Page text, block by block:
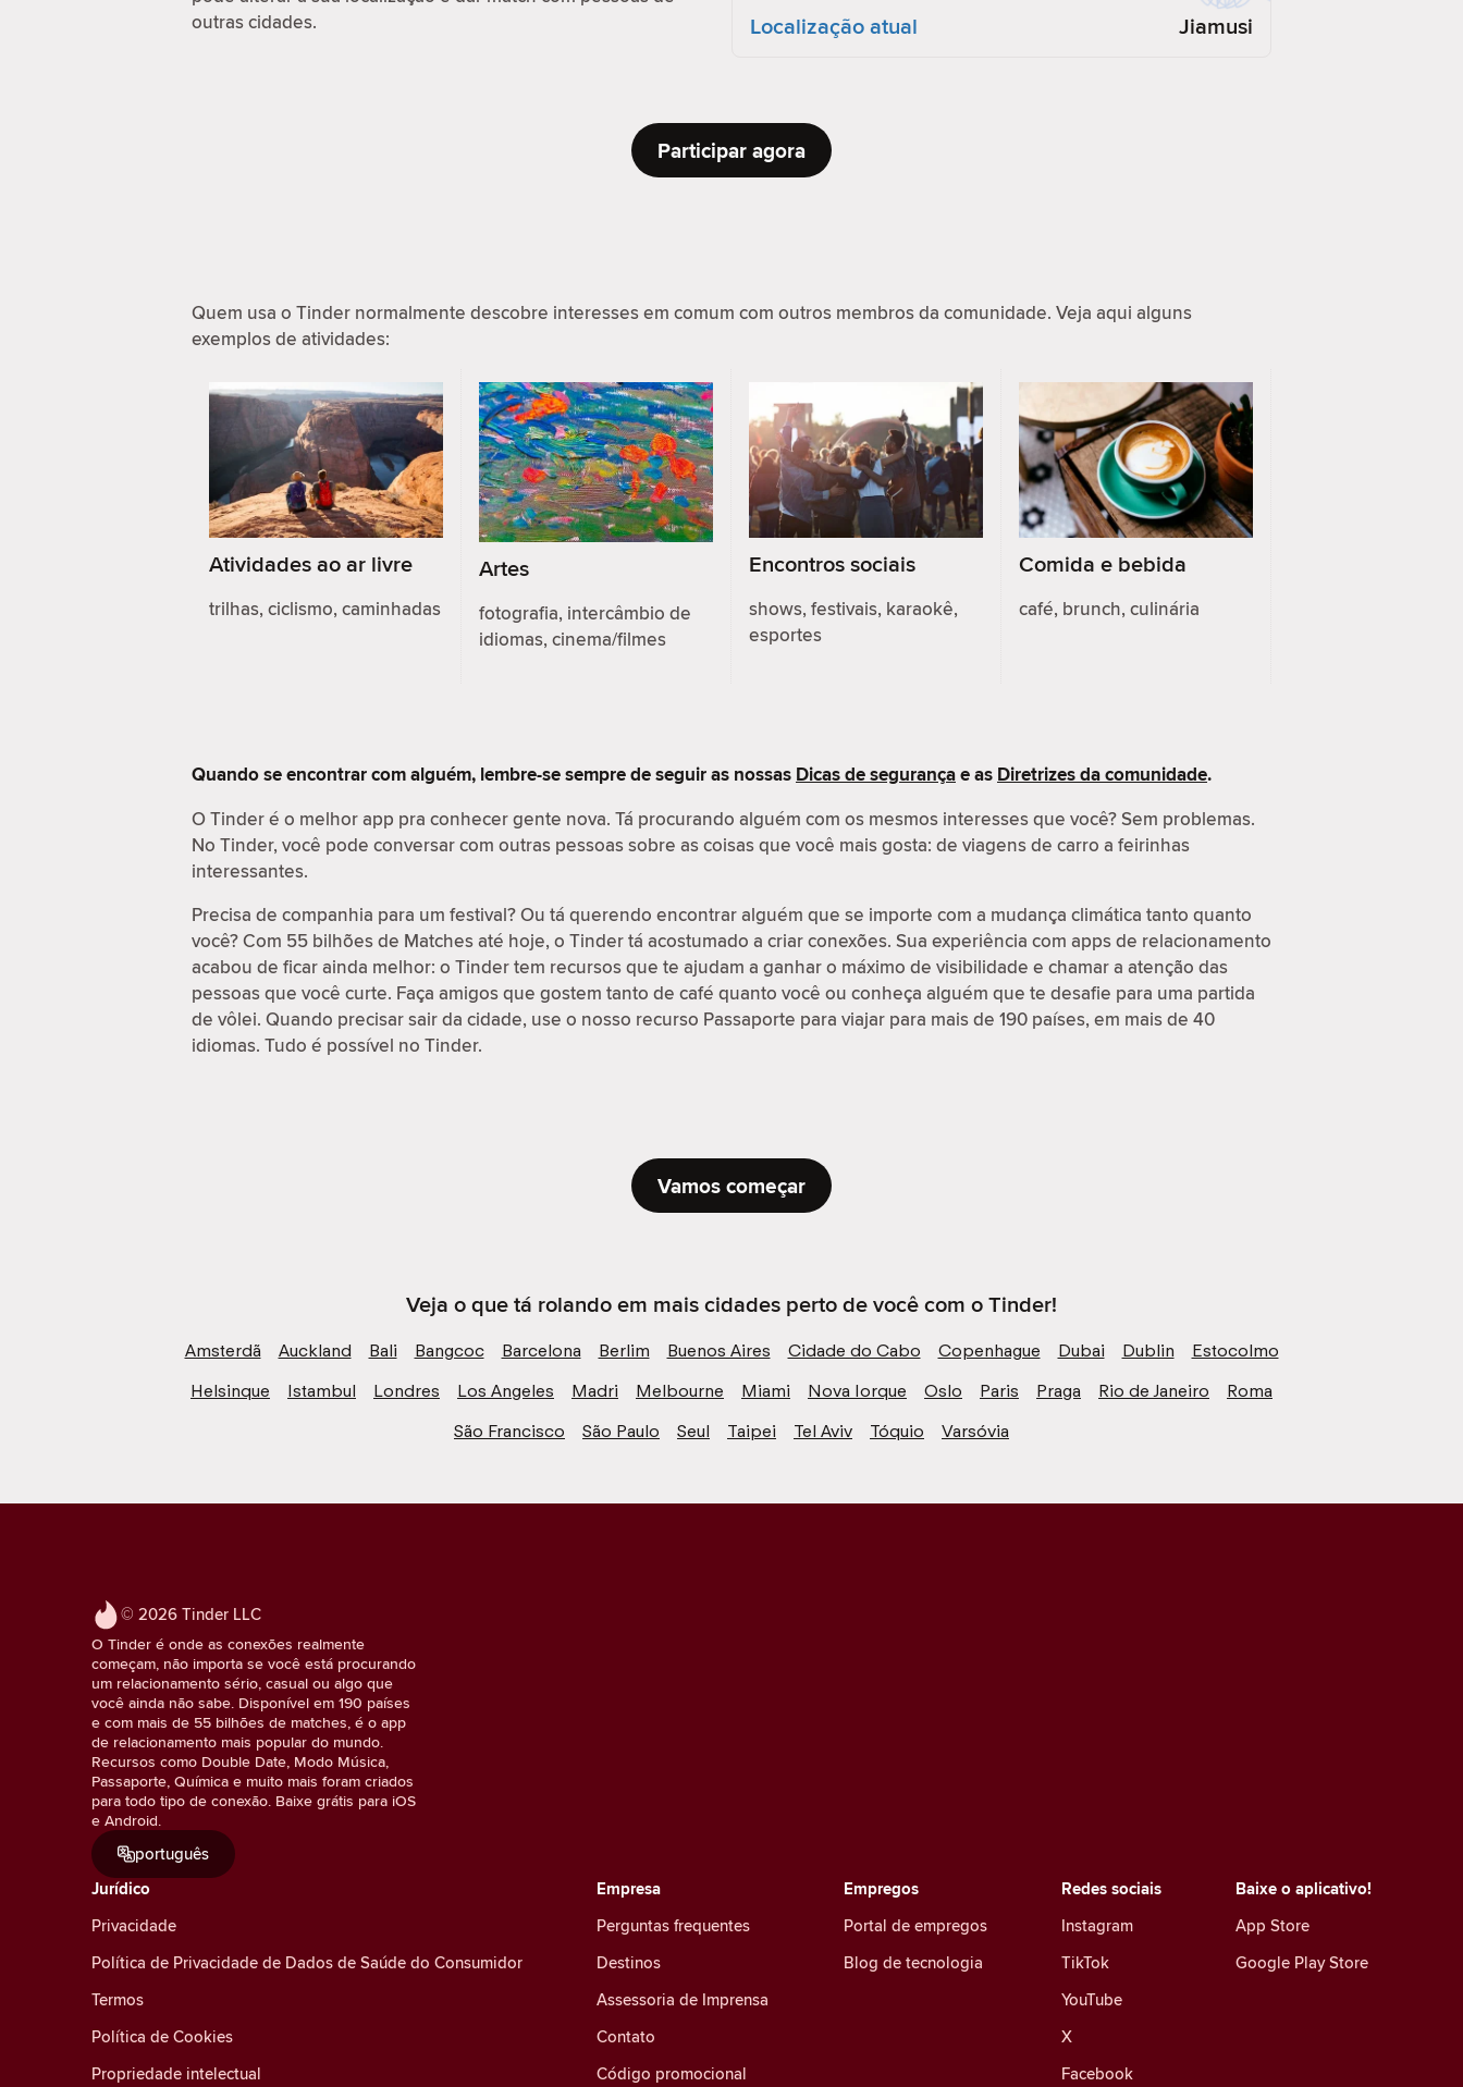
outras cidades.
Localização atual Jiamusi
Participar agora
Quem usa o Tinder normalmente descobre interesses em comum com outros membros da comunidade. Veja aqui alguns
exemplos de atividades:
Atividades ao ar livre
trilhas, ciclismo, caminhadas
Artes
fotografia, intercâmbio de
idiomas, cinema/filmes
Encontros sociais
shows, festivais, karaokê,
esportes
Comida e bebida
café, brunch, culinária
Quando se encontrar com alguém, lembre-se sempre de seguir as nossas Dicas de segurançae as Diretrizes da comunidade.
O Tinder é o melhor app pra conhecer gente nova. Tá procurando alguém com os mesmos interesses que você? Sem problemas.
No Tinder, você pode conversar com outras pessoas sobre as coisas que você mais gosta: de viagens de carro a feirinhas
interessantes.
Precisa de companhia para um festival? Ou tá querendo encontrar alguém que se importe com a mudança climática tanto quanto
você? Com 55 bilhões de Matches até hoje, o Tinder tá acostumado a criar conexões. Sua experiência com apps de relacionamento
acabou de ficar ainda melhor: o Tinder tem recursos que te ajudam a ganhar o máximo de visibilidade e chamar a atenção das
pessoas que você curte. Faça amigos que gostem tanto de café quanto você ou conheça alguém que te desafie para uma partida
de vôlei. Quando precisar sair da cidade, use o nosso recurso Passaporte para viajar para mais de 190 países, em mais de 40
idiomas. Tudo é possível no Tinder.
Vamos começar
Veja o que tá rolando em mais cidades perto de você com o Tinder!
Amsterdã Auckland Bali Bangcoc Barcelona Berlim Buenos Aires Cidade do Cabo Copenhague Dubai Dublin
Estocolmo
Helsinque
Istambul Londres Los Angeles Madri Melbourne Miami Nova Iorque Oslo Paris Praga Rio de Janeiro
Roma
São Francisco
São Paulo Seul Taipei Tel Aviv Tóquio Varsóvia
© 2026 Tinder LLC
O Tinder é onde as conexões realmente
começam, não importa se você está procurando
um relacionamento sério, casual ou algo que
você ainda não sabe. Disponível em 190 países
e com mais de 55 bilhões de matches, é o app
de relacionamento mais popular do mundo.
Recursos como Double Date, Modo Música,
Passaporte, Química e muito mais foram criados
para todo tipo de conexão. Baixe grátis para iOS
e Android.
português
Redes sociais
Instagram
TikTok
YouTube
X
Facebook
Jurídico
Privacidade
Política de Privacidade de Dados de Saúde do Consumidor
Termos
Política de Cookies
Propriedade intelectual
Empregos
Portal de empregos
Blog de tecnologia
Empresa
Perguntas frequentes
Destinos
Assessoria de Imprensa
Contato
Código promocional
Baixe o aplicativo!
App Store
Google Play Store